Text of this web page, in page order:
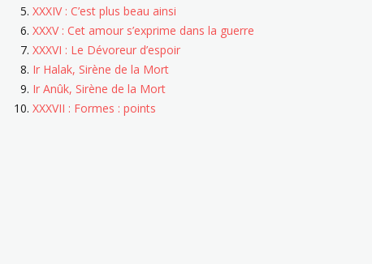
XXXIV : C’est plus beau ainsi
XXXV : Cet amour s’exprime dans la guerre
XXXVI : Le Dévoreur d’espoir
Ir Halak, Sirène de la Mort
Ir Anûk, Sirène de la Mort
XXXVII : Formes : points